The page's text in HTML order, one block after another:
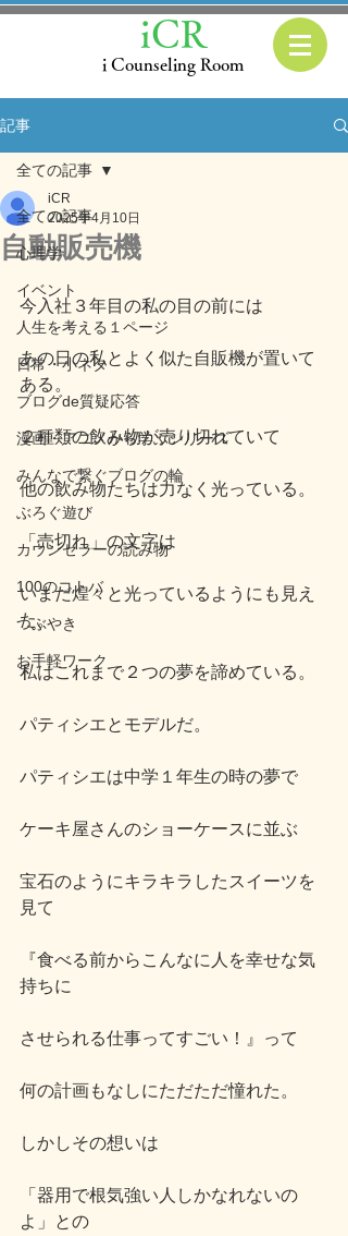
i Counseling Room
iCR
記事
全ての記事
心理学
イベント
人生を考える１ページ
日常・小ネタ
ブログde質疑応答
漫画・アニメから学ぶシリーズ
みんなで繋ぐブログの輪
ぶろぐ遊び
カウンセラーの読み物
100のコトバ
つぶやき
お手軽ワーク
全ての記事
自動販売機
iCR
2025年4月10日
今入社３年目の私の目の前には
あの日の私とよく似た自販機が置いて
ある。
２種類の飲み物が売り切れていて
他の飲み物たちは力なく光っている。
「売切れ」の文字は
いまだ煌々と光っているようにも見え
た。
私はこれまで２つの夢を諦めている。
パティシエとモデルだ。
パティシエは中学１年生の時の夢で
ケーキ屋さんのショーケースに並ぶ
宝石のようにキラキラしたスイーツを
見て
『食べる前からこんなに人を幸せな気
持ちに
させられる仕事ってすごい！』って
何の計画もなしにただただ憧れた。
しかしその想いは
「器用で根気強い人しかなれないの
よ」との